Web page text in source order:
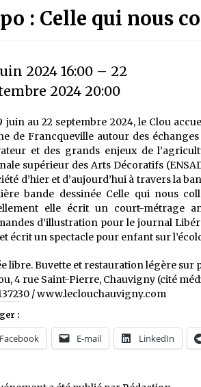
: Celle qui nous
2024 16:00 – 22
2024 20:00
juin au 22 septembre 2024, le Clou
de Francqueville autour des
et des grands enjeux de
supérieur des Arts Décoratifs
d’hier et d’aujourd’hui à travers la
bande dessinée Celle qui nous
elle écrit un court-métrage
d’illustration pour le journal
écrit un spectacle pour enfant sur
libre. Buvette et restauration légère sur
4 rue Saint-Pierre, Chauvigny (cité
/ www.leclouchauvigny.com
:
Facebook E-mail LinkedIn